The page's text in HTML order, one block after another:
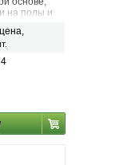
на полы и